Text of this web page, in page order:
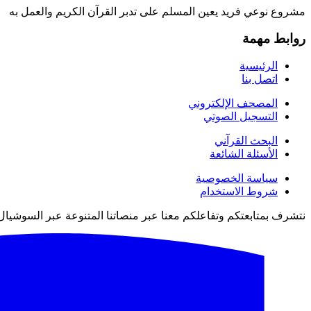
مشروع نوعي فريد يعين المسلم على تدبر القرآن الكريم والعمل به
روابط مهمة
الرئيسية
اتصل بنا
المصحف الإلكتروني
التسجيل الصوتي
البحث القرآني
الأسئلة الشائعة
سياسة الخصوصية
شروط الاستخدام
نتشرف بمتابعتكم وتفاعلكم معنا عبر منصاتنا المتنوعة عبر